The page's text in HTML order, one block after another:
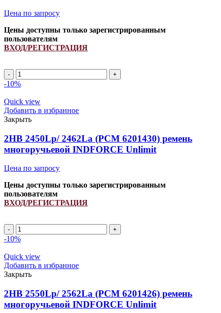
Цена по запросу
Цены доступны только зарегистрированным
пользователям
ВХОД/РЕГИСТРАЦИЯ
2HB
2670Lp/
(PCM
6201522)
ремень
многоручьевой
INDFORCE
Strongest
quantity
-10%
Quick view
Добавить в избранное
Закрыть
2HB 2450Lp/ 2462La (PCM 6201430) ремень
многоручьевой INDFORCE Unlimit
Цена по запросу
Цены доступны только зарегистрированным
пользователям
ВХОД/РЕГИСТРАЦИЯ
2HB
2450Lp/
(PCM
6201430)
ремень
многоручьевой
INDFORCE
Unlimit
quantity
-10%
Quick view
Добавить в избранное
Закрыть
2HB 2550Lp/ 2562La (PCM 6201426) ремень
многоручьевой INDFORCE Unlimit